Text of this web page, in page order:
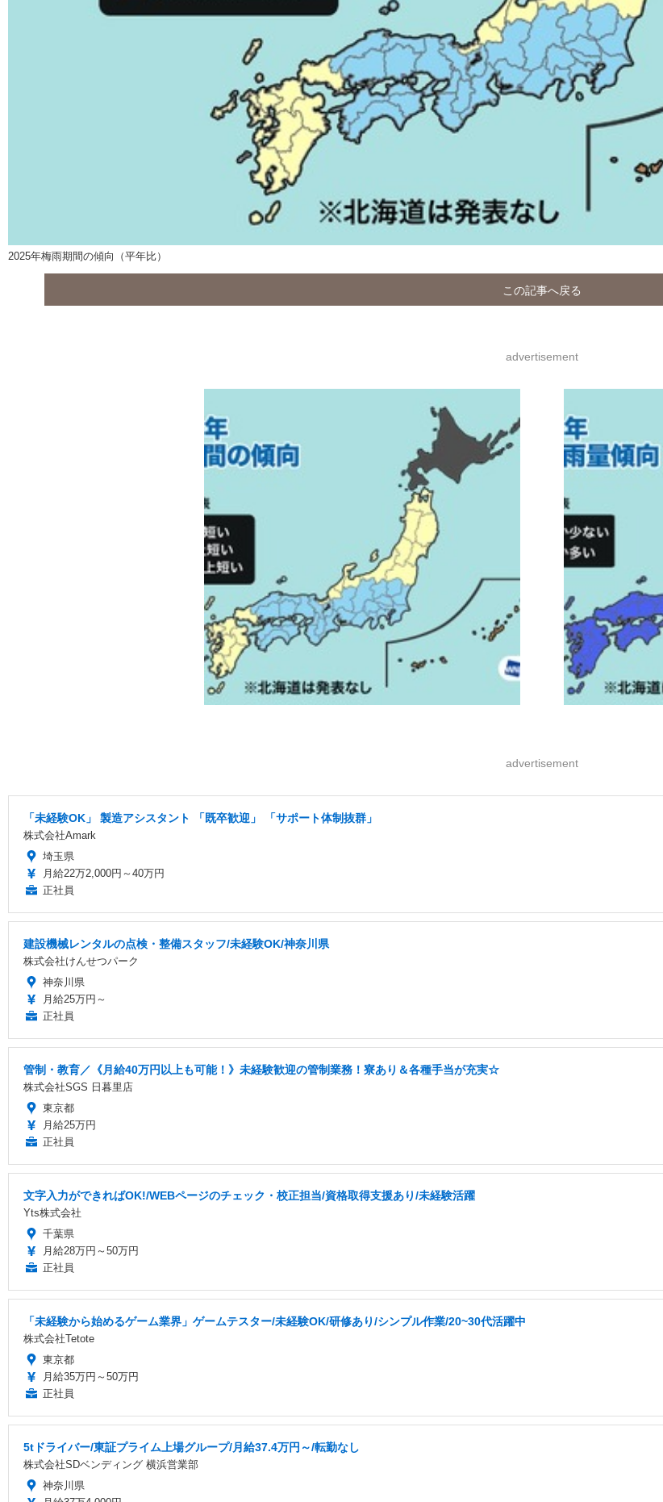
2025年梅雨期間の傾向（平年比）
この記事へ戻る
advertisement
advertisement
「未経験OK」 製造アシスタント 「既卒歓迎」 「サポート体制抜群」
株式会社Amark
埼玉県
月給22万2,000円～40万円
正社員
建設機械レンタルの点検・整備スタッフ/未経験OK/神奈川県
株式会社けんせつパーク
神奈川県
月給25万円～
正社員
管制・教育／《月給40万円以上も可能！》未経験歓迎の管制業務！寮あり＆各種手当が充実☆
株式会社SGS 日暮里店
東京都
月給25万円
正社員
文字入力ができればOK!/WEBページのチェック・校正担当/資格取得支援あり/未経験活躍
Yts株式会社
千葉県
月給28万円～50万円
正社員
「未経験から始めるゲーム業界」ゲームテスター/未経験OK/研修あり/シンプル作業/20~30代活躍中
株式会社Tetote
東京都
月給35万円～50万円
正社員
5tドライバー/東証プライム上場グループ/月給37.4万円～/転勤なし
株式会社SDベンディング 横浜営業部
神奈川県